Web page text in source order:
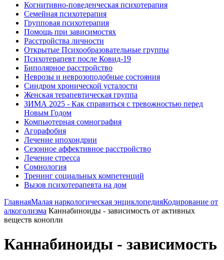
Когнитивно-поведенческая психотерапия
Семейная психотерапия
Групповая психотерапия
Помощь при зависимостях
Расстройства личности
Открытые Психообразовательные группы
Психотерапевт после Ковид-19
Биполярное расстройство
Неврозы и неврозоподобные состояния
Синдром хронической усталости
Женская терапевтическая группа
ЗИМА 2025 - Как справиться с тревожностью перед
Новым Годом
Компьютерная сомнография
Агорафобия
Лечение ипохондрии
Сезонное аффективное расстройство
Лечение стресса
Сомнология
Тренинг социальных компетенций
Вызов психотерапевта на дом
ГлавнаяМалая наркологическая энциклопедияКодирование от
алкоголизма Каннабиноиды - зависимость от активных
веществ конопли
Каннабиноиды - зависимость